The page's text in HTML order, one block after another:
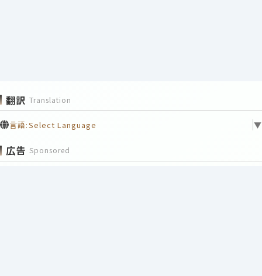
翻訳 Translation
言語:Select Language ▼
広告 Sponsored